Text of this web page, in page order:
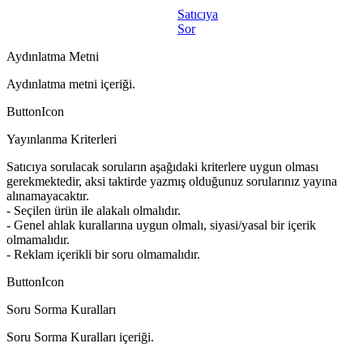
Satıcıya
Sor
Aydınlatma Metni
Aydınlatma metni içeriği.
ButtonIcon
Yayınlanma Kriterleri
Satıcıya sorulacak soruların aşağıdaki kriterlere uygun olması
gerekmektedir, aksi taktirde yazmış olduğunuz sorularınız yayına
alınamayacaktır.
- Seçilen ürün ile alakalı olmalıdır.
- Genel ahlak kurallarına uygun olmalı, siyasi/yasal bir içerik
olmamalıdır.
- Reklam içerikli bir soru olmamalıdır.
ButtonIcon
Soru Sorma Kuralları
Soru Sorma Kuralları içeriği.